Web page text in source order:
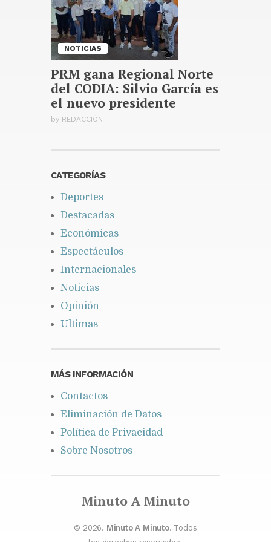
NOTICIAS
PRM gana Regional Norte
del CODIA: Silvio García es
el nuevo presidente
by REDACCIÓN
CATEGORÍAS
Deportes
Destacadas
Económicas
Espectáculos
Internacionales
Noticias
Opinión
Ultimas
MÁS INFORMACIÓN
Contactos
Eliminación de Datos
Política de Privacidad
Sobre Nosotros
Minuto A Minuto
© 2026. Minuto A Minuto. Todos